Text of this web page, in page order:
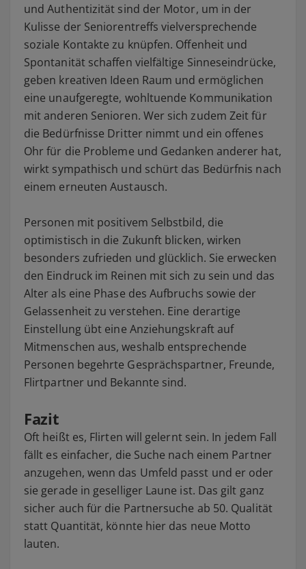
und Authentizität sind der Motor, um in der
Kulisse der Seniorentreffs vielversprechende
soziale Kontakte zu knüpfen. Offenheit und
Spontanität schaffen vielfältige Sinneseindrücke,
geben kreativen Ideen Raum und ermöglichen
eine unaufgeregte, wohltuende Kommunikation
mit anderen Senioren. Wer sich zudem Zeit für
die Bedürfnisse Dritter nimmt und ein offenes
Ohr für die Probleme und Gedanken anderer hat,
wirkt sympathisch und schürt das Bedürfnis nach
einem erneuten Austausch.
Personen mit positivem Selbstbild, die
optimistisch in die Zukunft blicken, wirken
besonders zufrieden und glücklich. Sie erwecken
den Eindruck im Reinen mit sich zu sein und das
Alter als eine Phase des Aufbruchs sowie der
Gelassenheit zu verstehen. Eine derartige
Einstellung übt eine Anziehungskraft auf
Mitmenschen aus, weshalb entsprechende
Personen begehrte Gesprächspartner, Freunde,
Flirtpartner und Bekannte sind.
Fazit
Oft heißt es, Flirten will gelernt sein. In jedem Fall
fällt es einfacher, die Suche nach einem Partner
anzugehen, wenn das Umfeld passt und er oder
sie gerade in geselliger Laune ist. Das gilt ganz
sicher auch für die Partnersuche ab 50. Qualität
statt Quantität, könnte hier das neue Motto
lauten.